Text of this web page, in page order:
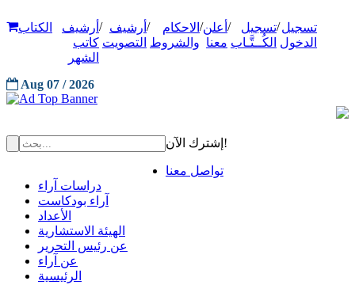
تسجيل
الدخول
/تسجيل
الكُــتَّـاب
/ أعلن
معنا
/ الاحكام
والشروط
/ أرشيف
التصويت
/ أرشيف
كاتب
الشهر
الكتاب
Aug 07 / 2026
إشترك الآن!
تواصل معنا
دراسات آراء
آراء بودكاست
الأعداد
الهيئة الاستشارية
عن رئيس التحرير
عن آراء
الرئيسية